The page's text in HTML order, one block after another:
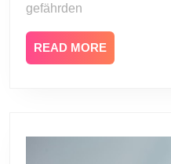
gefährden
READ MORE
MORE